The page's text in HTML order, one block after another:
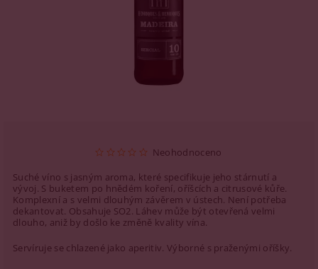
Neohodnoceno
Suché víno s jasným aroma, které specifikuje jeho stárnutí a
vývoj. S buketem po hnědém koření, oříšcích a citrusové kůře.
Komplexní a s velmi dlouhým závěrem v ústech. Není potřeba
dekantovat. Obsahuje SO2. Láhev může být otevřená velmi
dlouho, aniž by došlo ke změně kvality vína.
Servíruje se chlazené jako aperitiv. Výborné s praženými oříšky.